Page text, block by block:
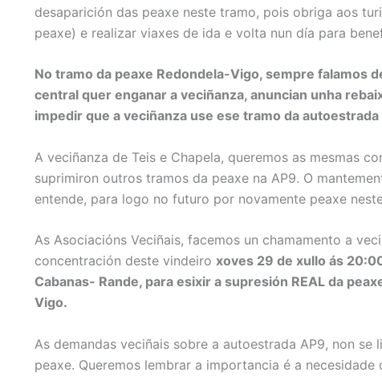
desaparición das peaxe neste tramo, pois obriga aos
peaxe) e realizar viaxes de ida e volta nun día para
No tramo da peaxe Redondela-Vigo, sempre falamos
central quer enganar a veciñanza, anuncian unha
impedir que a veciñanza use ese tramo da autoestrada
A veciñanza de Teis e Chapela, queremos as mesmas
suprimiron outros tramos da peaxe na AP9. O
entende, para logo no futuro por novamente peaxe
As Asociacións Veciñais, facemos un chamamento a
concentración deste vindeiro xoves 29 de xullo ás
Cabanas- Rande, para esixir a supresión REAL da
Vigo.
As demandas veciñais sobre a autoestrada AP9, non se
peaxe. Queremos lembrar a importancia é a necesidade